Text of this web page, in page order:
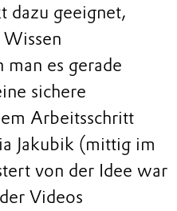
dazu geeignet,
es gerade
sichere
Arbeitsschritt
Jakubik (mittig im
von der Idee war
Videos